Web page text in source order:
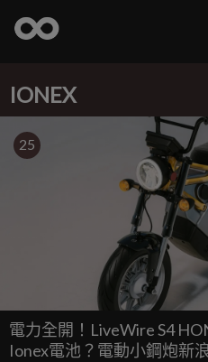
IONEX
25
電力全開！LiveWire S4
Ionex電池？電動小鋼炮新